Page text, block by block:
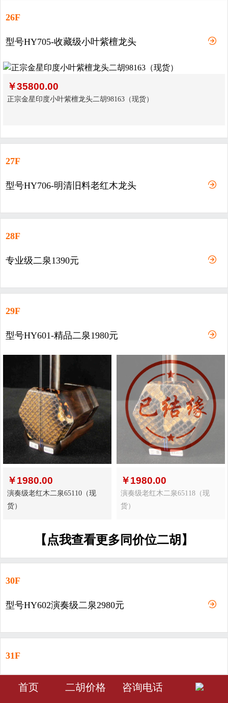
26F
型号HY705-收藏级小叶紫檀龙头
￥35800.00
正宗金星印度小叶紫檀龙头二胡98163（现货）
27F
型号HY706-明清旧料老红木龙头
28F
专业级二泉1390元
29F
型号HY601-精品二泉1980元
￥1980.00
演奏级老红木二泉65110（现
货）
￥1980.00
演奏级老红木二泉65118（现
货）
【点我查看更多同价位二胡】
30F
型号HY602演奏级二泉2980元
31F
型号HY603-演奏级二泉3980元
󰀁 󰀅
首页 二胡价格 咨询电话